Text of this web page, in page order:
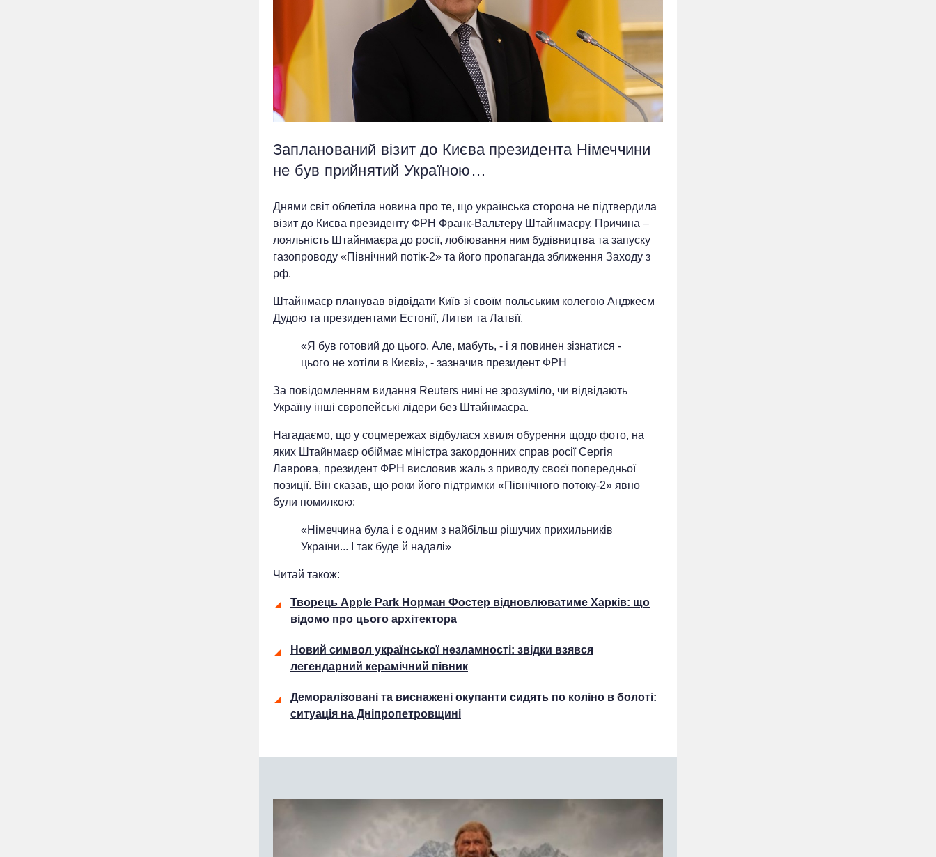
Запланований візит до Києва президента Німеччини
не був прийнятий Україною…
Днями світ облетіла новина про те, що українська сторона не підтвердила
візит до Києва президенту ФРН Франк-Вальтеру Штайнмаєру. Причина –
лояльність Штайнмаєра до росії, лобіювання ним будівництва та запуску
газопроводу «Північний потік-2» та його пропаганда зближення Заходу з
рф.
Штайнмаєр планував відвідати Київ зі своїм польським колегою Анджеєм
Дудою та президентами Естонії, Литви та Латвії.
«Я був готовий до цього. Але, мабуть, - і я повинен зізнатися -
цього не хотіли в Києві», - зазначив президент ФРН
За повідомленням видання Reuters нині не зрозуміло, чи відвідають
Україну інші європейські лідери без Штайнмаєра.
Нагадаємо, що у соцмережах відбулася хвиля обурення щодо фото, на
яких Штайнмаєр обіймає міністра закордонних справ росії Сергія
Лаврова, президент ФРН висловив жаль з приводу своєї попередньої
позиції. Він сказав, що роки його підтримки «Північного потоку-2» явно
були помилкою:
«Німеччина була і є одним з найбільш рішучих прихильників
України... І так буде й надалі»
Читай також:
Творець Apple Park Норман Фостер відновлюватиме Харків: що
відомо про цього архітектора
Новий символ української незламності: звідки взявся
легендарний керамічний півник
Деморалізовані та виснажені окупанти сидять по коліно в болоті:
ситуація на Дніпропетровщині